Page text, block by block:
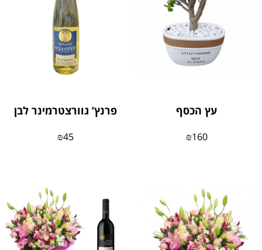
עץ הכסף
₪160
פרנץ’ גוורצטרמינר לבן
₪45